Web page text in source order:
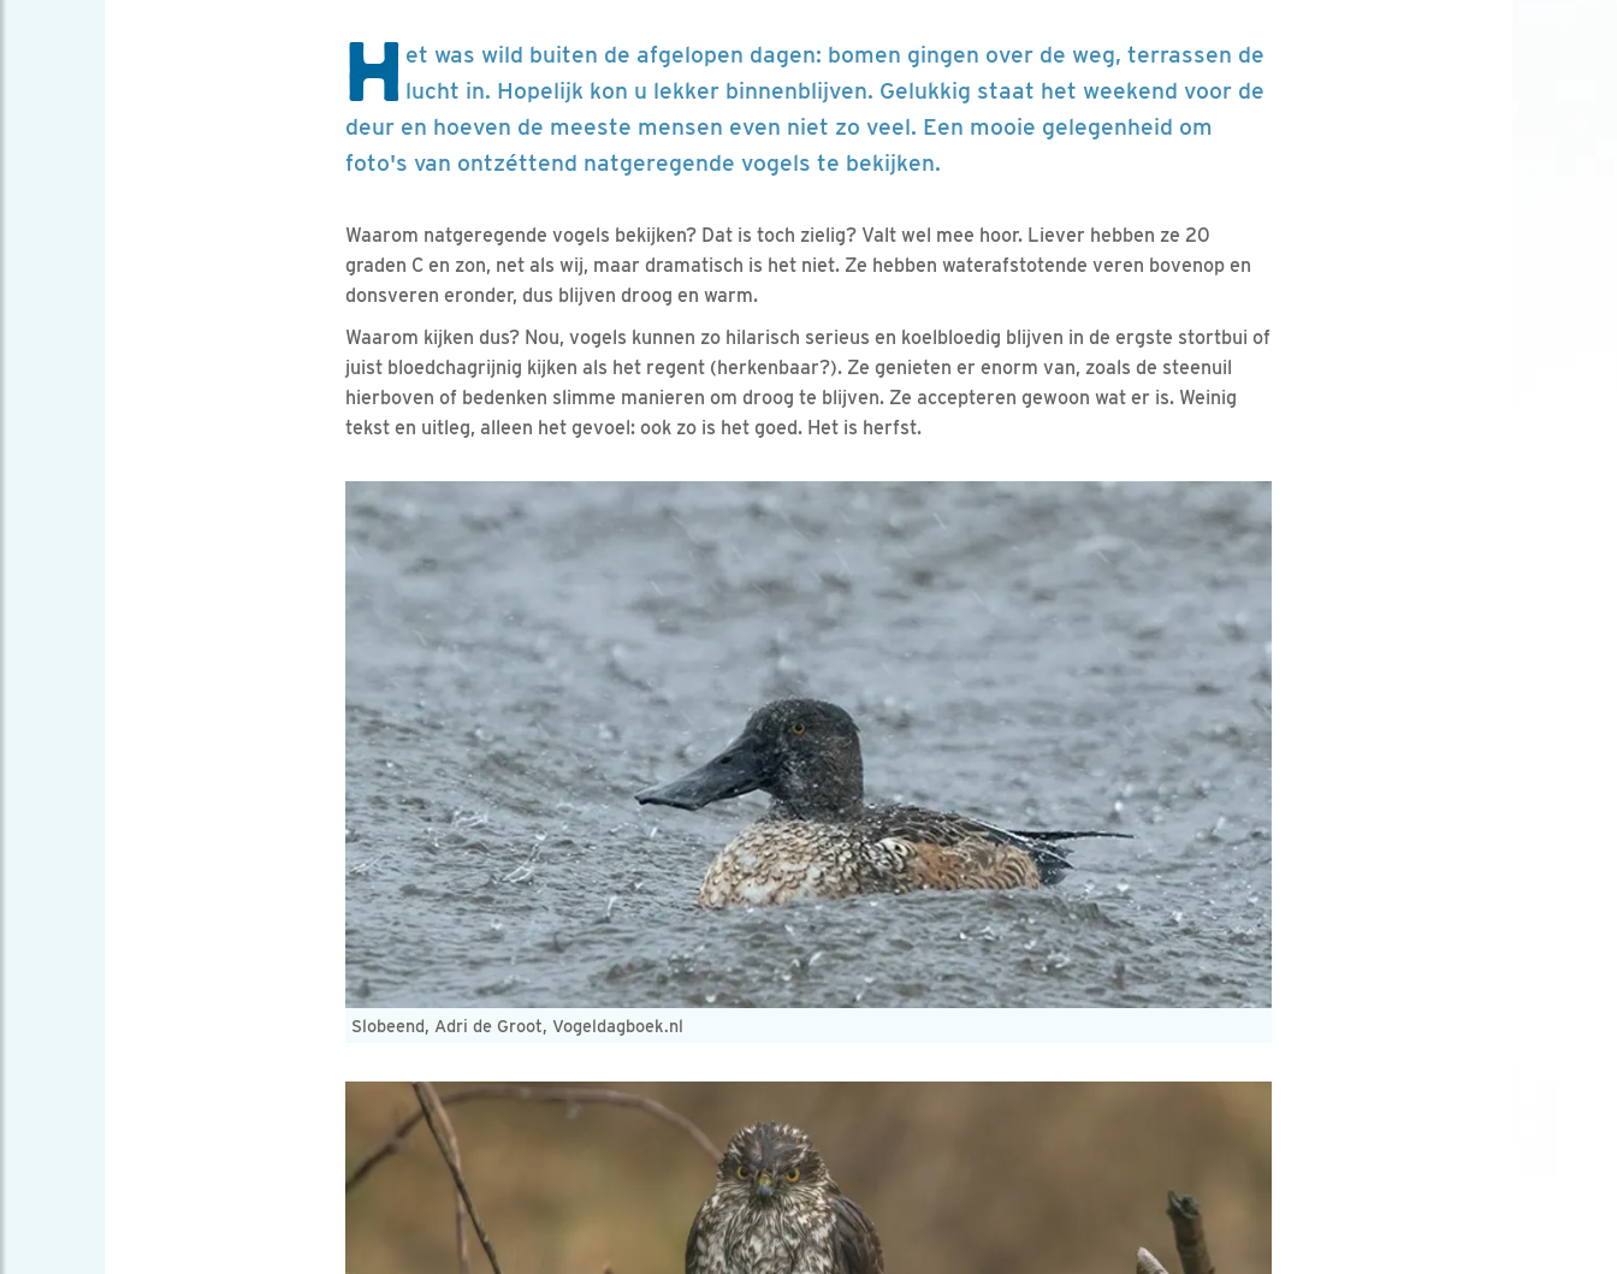
H et was wild buiten de afgelopen dagen: bomen gingen over de weg, terrassen de
lucht in. Hopelijk kon u lekker binnenblijven. Gelukkig staat het weekend voor de
deur en hoeven de meeste mensen even niet zo veel. Een mooie gelegenheid om
foto's van ontzéttend natgeregende vogels te bekijken.
Waarom natgeregende vogels bekijken? Dat is toch zielig? Valt wel mee hoor. Liever hebben ze 20
graden C en zon, net als wij, maar dramatisch is het niet. Ze hebben waterafstotende veren bovenop en
donsveren eronder, dus blijven droog en warm.
Waarom kijken dus? Nou, vogels kunnen zo hilarisch serieus en koelbloedig blijven in de ergste stortbui of
juist bloedchagrijnig kijken als het regent (herkenbaar?). Ze genieten er enorm van, zoals de steenuil
hierboven of bedenken slimme manieren om droog te blijven. Ze accepteren gewoon wat er is. Weinig
tekst en uitleg, alleen het gevoel: ook zo is het goed. Het is herfst.
Slobeend, Adri de Groot, Vogeldagboek.nl